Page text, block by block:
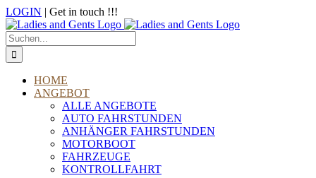
Zum
Inhalt
springen
LOGIN | Get in touch !!!
Telefon
E-
Mail
WhatsApp
Instagram
Facebook
Suche
nach:
HOME
ANGEBOT
ALLE ANGEBOTE
AUTO FAHRSTUNDEN
ANHÄNGER FAHRSTUNDEN
MOTORBOOT
FAHRZEUGE
KONTROLLFAHRT